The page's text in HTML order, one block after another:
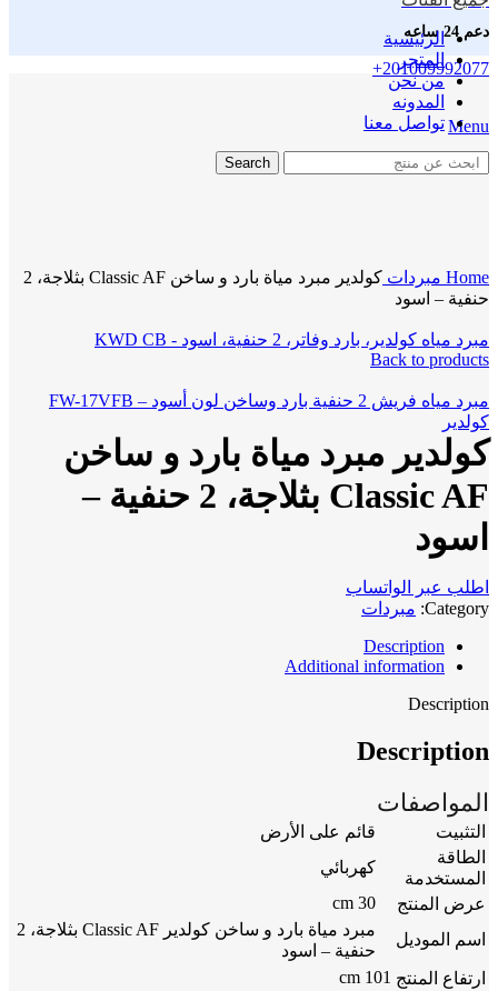
دعم 24 ساعه
+201009992077
Menu
الرئيسية
المتجر
من نحن
المدونه
تواصل معنا
Search
Home مبردات
كولدير مبرد مياة بارد و ساخن Classic AF بثلاجة، 2
حنفية – اسود
مبرد مياه كولدير، بارد وفاتر، 2 حنفية، اسود - KWD CB
Back to products
مبرد مياه فريش 2 حنفية بارد وساخن لون أسود – FW-17VFB
كولدير
كولدير مبرد مياة بارد و ساخن
Classic AF بثلاجة، 2 حنفية –
اسود
اطلب عبر الواتساب
Category: مبردات
Description
Additional information
Description
Description
المواصفات
التثبيت
قائم على الأرض
الطاقة
المستخدمة
كهربائي
عرض المنتج
30 cm
اسم الموديل
مبرد مياة بارد و ساخن كولدير Classic AF بثلاجة، 2
حنفية – اسود
ارتفاع المنتج 101 cm